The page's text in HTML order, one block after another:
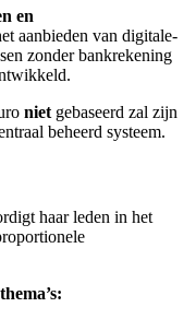
en
aanbieden van digitale-
zonder bankrekening
niet gebaseerd zal zijn
beheerd systeem.
haar leden in het